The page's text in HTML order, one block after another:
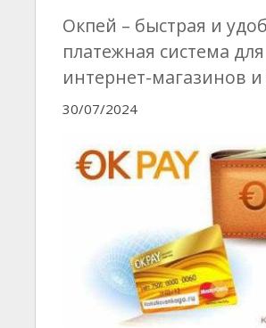
Окпей – быстрая и
платежная система для
интернет-магазинов и
30/07/2024